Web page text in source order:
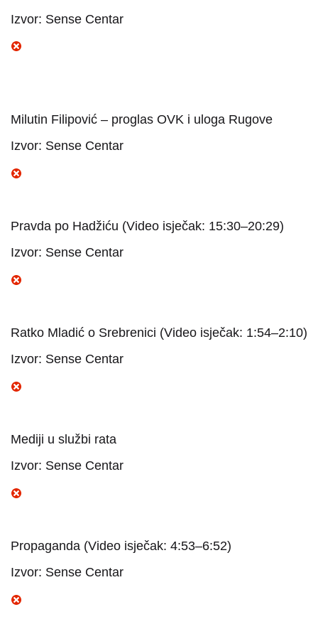
Izvor: Sense Centar
Milutin Filipović – proglas OVK i uloga Rugove
Izvor: Sense Centar
Pravda po Hadžiću (Video isječak: 15:30–20:29)
Izvor: Sense Centar
Ratko Mladić o Srebrenici (Video isječak: 1:54–2:10)
Izvor: Sense Centar
Mediji u službi rata
Izvor: Sense Centar
Propaganda (Video isječak: 4:53–6:52)
Izvor: Sense Centar